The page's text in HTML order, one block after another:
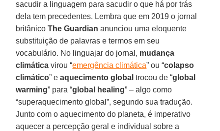
sacudir a linguagem para sacudir o que há por trás
dela tem precedentes. Lembra que em 2019 o jornal
britânicoThe Guardian anunciou uma eloquente
substituição de palavras e termos em seu
vocabulário. No linguajar do jornal, mudança
climática virou “emergência climática” ou “colapso
climático” eaquecimento global trocou de “global
warming” para “global healing” – algo como
“superaquecimento global”, segundo sua tradução.
Junto com o aquecimento do planeta, é imperativo
aquecer a percepção geral e individual sobre a